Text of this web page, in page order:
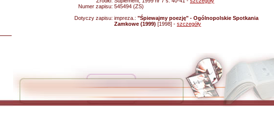
Numer zapisu: 545494 (ZS)
Dotyczy zapisu: impreza.: "Śpiewajmy poezję" - Ogólnopolskie Spotkania
Zamkowe (1999) [1998] - szczegóły